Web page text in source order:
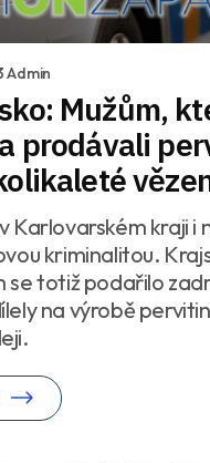
Admin
Mužům,
prodávali
Karlovarském kraji i
kriminalitou.
se totiž podařilo
na výrobě